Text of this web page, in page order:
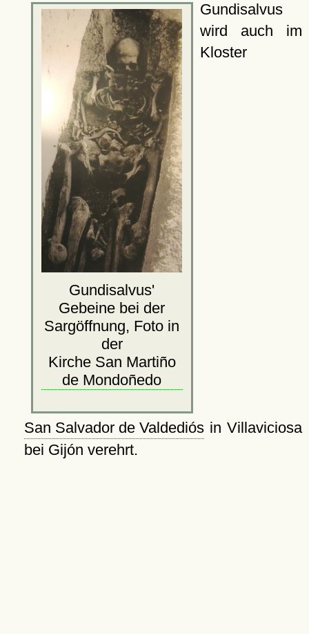
Gundisalvus'
Gebeine bei der
Sargöffnung, Foto in
der
Kirche San Martiño
de Mondoñedo
Gundisalvus
wird auch im
Kloster
San Salvador de Valdediósin Villaviciosa
bei Gijón verehrt.